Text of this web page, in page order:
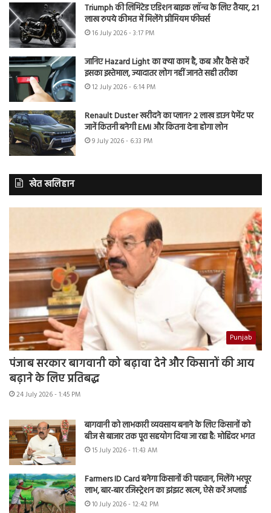
Triumph की लिमिटेड एडिशन बाइक लॉन्च के लिए तैयार, 21
लाख रुपये कीमत में मिलेंगे प्रीमियम फीचर्स
16 July 2026 - 3:17 PM
जानिए Hazard Light का क्या काम है, कब और कैसे करें
इसका इस्तेमाल, ज्यादातर लोग नहीं जानते सही तरीका
12 July 2026 - 6:14 PM
Renault Duster खरीदने का प्लान? 2 लाख डाउन पेमेंट पर
जानें कितनी बनेगी EMI और कितना देना होगा लोन
9 July 2026 - 6:33 PM
खेत खलिहान
Punjab
पंजाब सरकार बागवानी को बढ़ावा देने और किसानों की आय
बढ़ाने के लिए प्रतिबद्ध
24 July 2026 - 1:45 PM
बागवानी को लाभकारी व्यवसाय बनाने के लिए किसानों को
बीज से बाजार तक पूरा सहयोग दिया जा रहा है: मोहिंदर भगत
15 July 2026 - 11:43 AM
Farmers ID Card बनेगा किसानों की पहचान, मिलेंगे भरपूर
लाभ, बार-बार रजिस्ट्रेशन का झंझट खत्म, ऐसे करें अप्लाई
10 July 2026 - 12:42 PM